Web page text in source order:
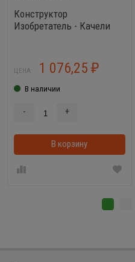
Конструктор
Изобретатель - Качели
ЦЕНА: 1 076,25 ₽
В наличии
- +
В корзину